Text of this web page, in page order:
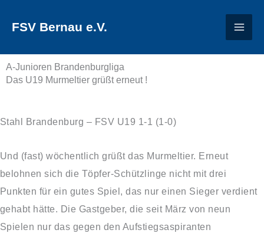
InhaltFSV Bernau e.V.
A-Junioren Brandenburgliga
Das U19 Murmeltier grüßt erneut !
Stahl Brandenburg – FSV U19 1-1 (1-0)
Und (fast) wöchentlich grüßt das Murmeltier. Erneut
belohnen sich die Töpfer-Schützlinge nicht mit drei
Punkten für ein gutes Spiel, das nur einen Sieger verdient
gehabt hätte. Die Gastgeber, die seit März von neun
Spielen nur das gegen den Aufstiegsaspiranten